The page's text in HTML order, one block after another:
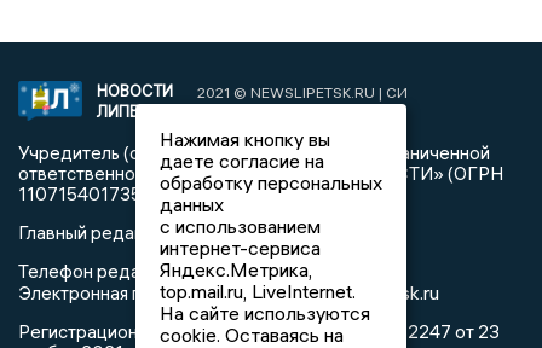
НОВОСТИ
ЛИПЕЦКА
2021 © NEWSLIPETSK.RU | СИ
Учредитель (соучредители): Общество с ограниченной
ответственностью «РЕГИОНАЛЬНЫЕ НОВОСТИ» (ОГРН
1107154017354)
Главный редактор: Герцог Е.Г.
Телефон редакции: +7 903 699 9427
Электронная почта редакции:info@newslipetsk.ru
Регистрационный номер: серия Эл № ФС77-82247 от 23
Нажимая кнопку вы
даете согласие на
обработку персональных
данных
с использованием
интернет-сервиса
Яндекс.Метрика,
top.mail.ru, LiveInternet.
На сайте используются
cookie. Оставаясь на